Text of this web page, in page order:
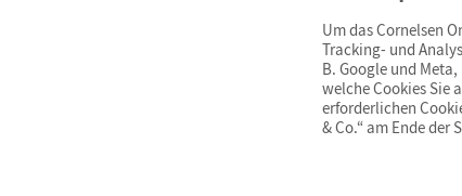
Sicheres Einkaufen mit SSL-
Widerrufsfristvon 4 Wochen
Schnelle und einfache Retourenabwicklung
Um das Cornelsen
Tracking- und
B. Google und
welche Cookies Sie
erforderlichen
& Co.“ am Ende der